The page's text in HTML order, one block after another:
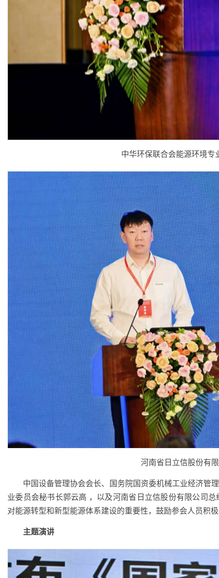
中华环保联合会能源环境专
河南省日立信股份有
中国设备管理协会会长、国务院国资委机械工业经济管
业委员会秘书长郭云高 ，以及河南省日立信股份有限公司
对能源转型和新型能源体系建设的重要性，鼓励参会人员积
主题演讲